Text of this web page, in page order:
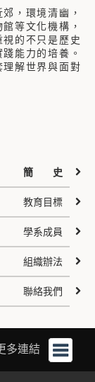
，環境清幽，
等文化機構，
的不只是歷史
能力的培養。
解世界與面對
簡 史
教育目標
學系成員
組織辦法
聯絡我們
多連結